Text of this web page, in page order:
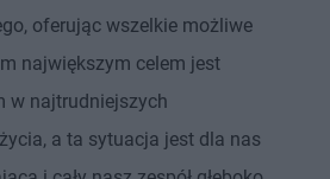
oferując wszelkie możliwe
największym celem jest
w najtrudniejszych
a ta sytuacja jest dla nas